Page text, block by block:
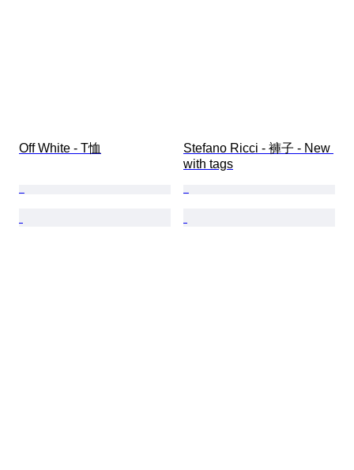
Off White - T恤
Stefano Ricci - 褲子 - New
with tags